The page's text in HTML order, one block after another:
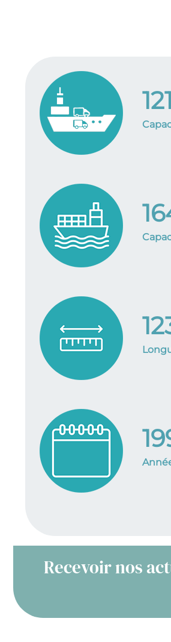
Recevoir nos